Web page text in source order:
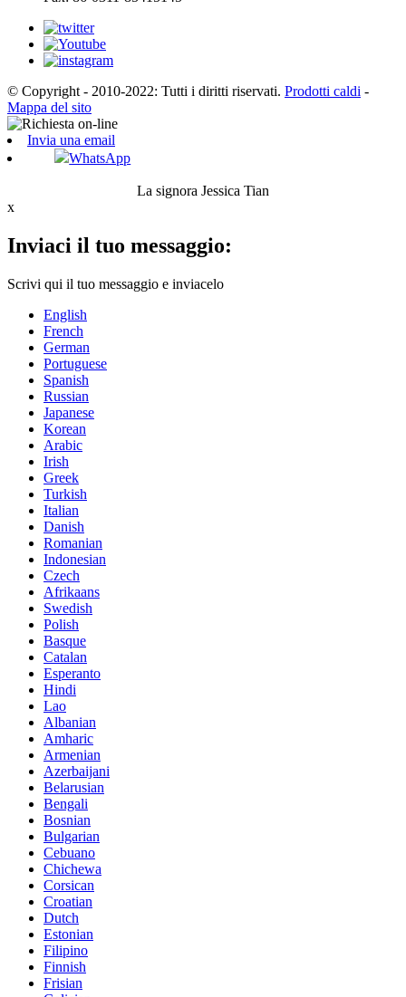
© Copyright - 2010-2022: Tutti i diritti riservati. Prodotti caldi -
Mappa del sito
Invia una email
WhatsApp
La signora Jessica Tian
x
Inviaci il tuo messaggio:
Scrivi qui il tuo messaggio e inviacelo
English
French
German
Portuguese
Spanish
Russian
Japanese
Korean
Arabic
Irish
Greek
Turkish
Italian
Danish
Romanian
Indonesian
Czech
Afrikaans
Swedish
Polish
Basque
Catalan
Esperanto
Hindi
Lao
Albanian
Amharic
Armenian
Azerbaijani
Belarusian
Bengali
Bosnian
Bulgarian
Cebuano
Chichewa
Corsican
Croatian
Dutch
Estonian
Filipino
Finnish
Frisian